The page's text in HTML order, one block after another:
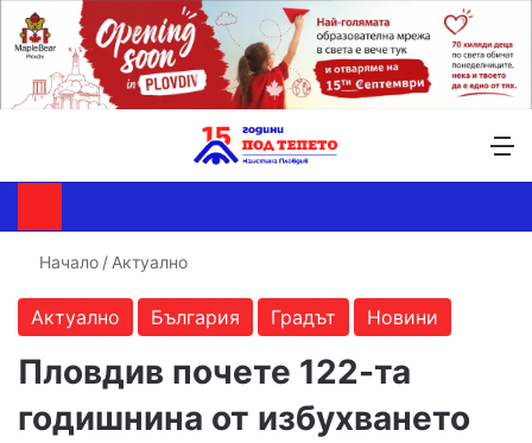
Начало / Актуално
Актуално България Градът Новини
Пловдив почете 122-та
годишнина от избухването